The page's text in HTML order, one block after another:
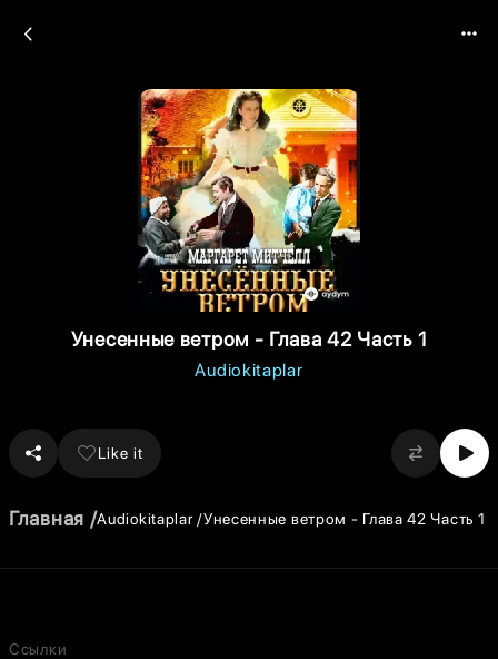
Унесенные ветром - Глава 42 Часть 1
Audiokitaplar
Like it
Главная Audiokitaplar Унесенные ветром - Глава 42 Часть 1
Ссылки